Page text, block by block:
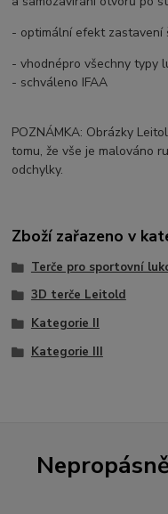
- optimální efekt zastavení
- vhodnépro všechny typy
- schváleno IFAA
POZNÁMKA: Obrázky
tomu, že vše je malováno
odchylky.
Zboží zařazeno v
Terče pro sportovní
3D terče Leitold
Kategorie II
Kategorie III